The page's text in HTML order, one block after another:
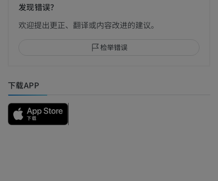
发现错误？
欢迎提出更正、翻译或内容改进的建议。
检举错误
下载APP